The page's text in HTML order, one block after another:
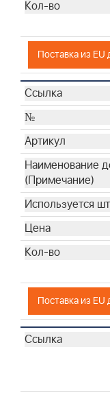
Поставка из
Поставка из